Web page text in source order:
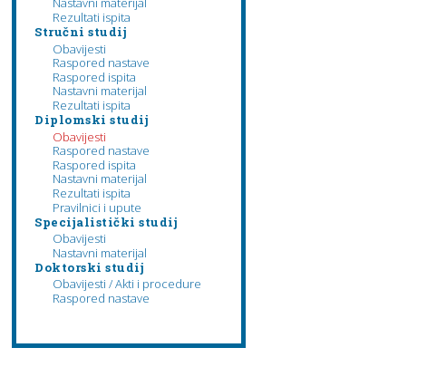
Rezultati ispita
Stručni studij
Obavijesti
Raspored nastave
Raspored ispita
Nastavni materijal
Rezultati ispita
Diplomski studij
Obavijesti
Raspored nastave
Raspored ispita
Nastavni materijal
Rezultati ispita
Pravilnici i upute
Specijalistički studij
Obavijesti
Nastavni materijal
Doktorski studij
Obavijesti / Akti i procedure
Raspored nastave